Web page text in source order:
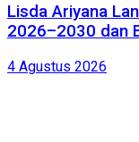
Lisda Ariyana
2026–2030 dan
4 Agustus 2026